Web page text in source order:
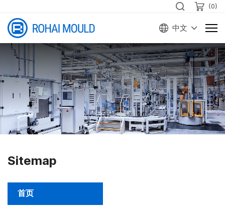
(0)
中文
Sitemap
首页